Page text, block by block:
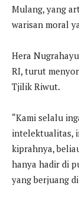
Mulang, yang
warisan moral
Hera
RI, turut
Tjilik Riwut.
“Kami selalu
intelektualitas,
kiprahnya,
hanya hadir di
yang berjuang